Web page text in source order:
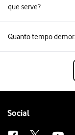
que serve?
Quanto tempo
Follow
Social